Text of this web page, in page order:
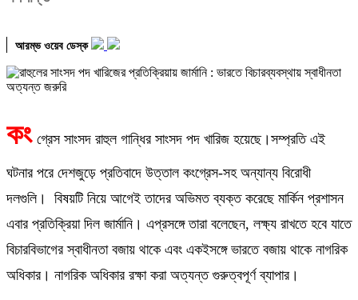
আরম্ভ ওয়েব ডেস্ক
কং গ্রেস সাংসদ রাহুল গান্ধির সাংসদ পদ খারিজ হয়েছে।সম্প্রতি এই
ঘটনার পরে দেশজুড়ে প্রতিবাদে উত্তাল কংগ্রেস-সহ অন্যান্য বিরোধী
দলগুলি। বিষয়টি নিয়ে আগেই তাদের অভিমত ব্যক্ত করেছে মার্কিন প্রশাসন
এবার প্রতিক্রিয়া দিল জার্মানি। এপ্রসঙ্গে তারা বলেছেন, লক্ষ্য রাখতে হবে যাতে
বিচারবিভাগের স্বাধীনতা বজায় থাকে এবং একইসঙ্গে ভারতে বজায় থাকে নাগরিক
অধিকার। নাগরিক অধিকার রক্ষা করা অত্যন্ত গুরুত্বপূর্ণ ব্যাপার।